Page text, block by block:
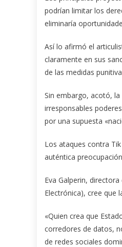
podrían limitar los
eliminaría
Así lo afirmó el
claramente en sus
de las medidas
Sin embargo, acotó,
irresponsables
por una supuesta
Los ataques contra
auténtica
Eva Galperin,
Electrónica), cree que
«Quien crea que
corredores de datos,
de redes sociales